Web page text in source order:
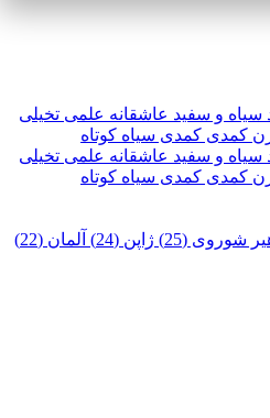
سیاه و سفید عاشقانه علمی تخیلی
کمدی کمدی سیاه کوتاه
سیاه و سفید عاشقانه علمی تخیلی
کمدی کمدی سیاه کوتاه
شوروی (25) ژاپن (24)
آلمان (22)